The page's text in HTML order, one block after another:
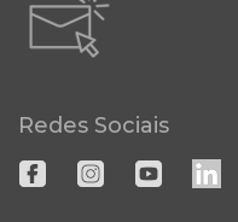
Redes Sociais